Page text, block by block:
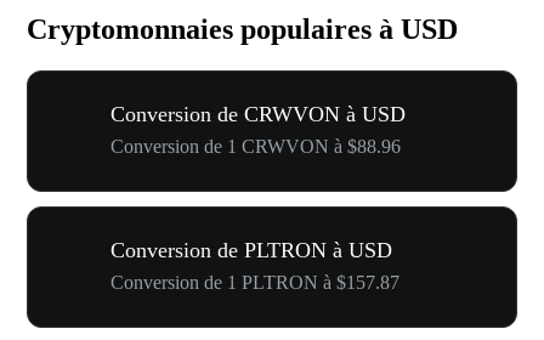
Cryptomonnaies populaires à USD
Conversion de CRWVON à USD
Conversion de 1 CRWVON à $88.96
Conversion de PLTRON à USD
Conversion de 1 PLTRON à $157.87